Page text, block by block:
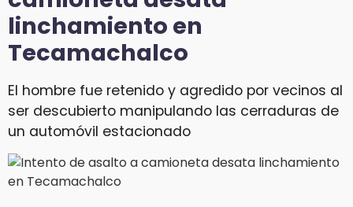
linchamiento en
Tecamachalco
El hombre fue retenido y agredido por vecinos al
ser descubierto manipulando las cerraduras de
un automóvil estacionado